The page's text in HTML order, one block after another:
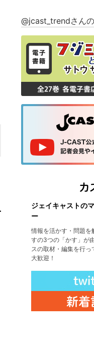
@jcast_trendさん
ジェイキャストの
ー
情報を活かす・問題を
すの3つの「かす」が
スの取材・編集を行っ
大歓迎！